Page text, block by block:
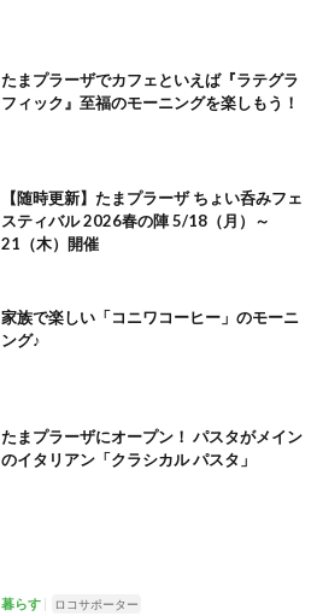
たまプラーザでカフェといえば『ラテグラ
フィック』至福のモーニングを楽しもう！
【随時更新】たまプラーザ ちょい呑みフェ
スティバル 2026春の陣 5/18（月）～
21（木）開催
家族で楽しい「コニワコーヒー」のモーニ
ング♪
たまプラーザにオープン！ パスタがメイン
のイタリアン「クラシカル パスタ」
暮らす ロコサポーター